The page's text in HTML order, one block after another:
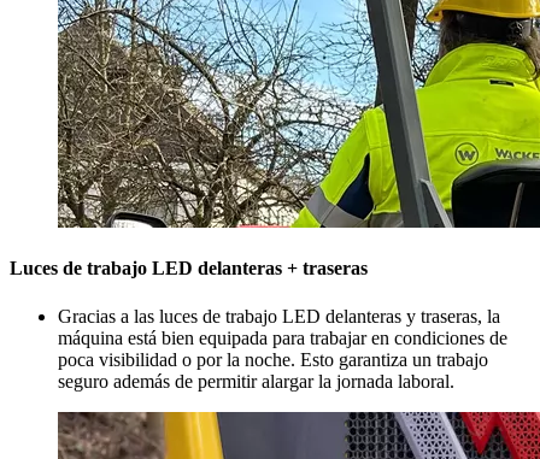
Luces de trabajo LED delanteras + traseras
Gracias a las luces de trabajo LED delanteras y traseras, la
máquina está bien equipada para trabajar en condiciones de
poca visibilidad o por la noche. Esto garantiza un trabajo
seguro además de permitir alargar la jornada laboral.